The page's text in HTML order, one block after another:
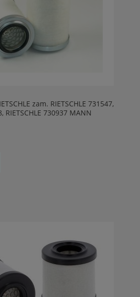
zam. RIETSCHLE 731547,
RIETSCHLE 730937 MANN